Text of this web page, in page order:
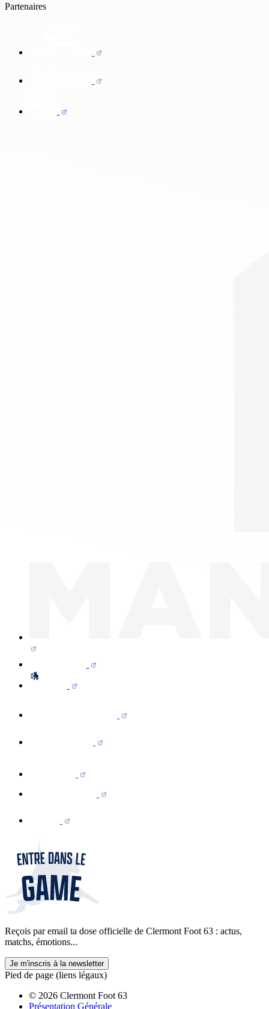
Partenaires
Reçois par email ta dose officielle de Clermont Foot 63 : actus,
matchs, émotions...
Je m'inscris à la newsletter
Pied de page (liens légaux)
© 2026 Clermont Foot 63
Présentation Générale